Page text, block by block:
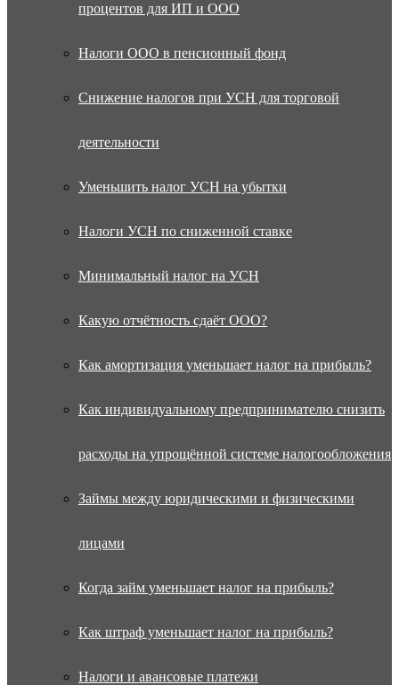
процентов для ИП и ООО
Налоги ООО в пенсионный фонд
Снижение налогов при УСН для торговой
деятельности
Уменьшить налог УСН на убытки
Налоги УСН по сниженной ставке
Минимальный налог на УСН
Какую отчётность сдаёт ООО?
Как амортизация уменьшает налог на прибыль?
Как индивидуальному предпринимателю снизить
расходы на упрощённой системе налогообложения
Займы между юридическими и физическими
лицами
Когда займ уменьшает налог на прибыль?
Как штраф уменьшает налог на прибыль?
Налоги и авансовые платежи